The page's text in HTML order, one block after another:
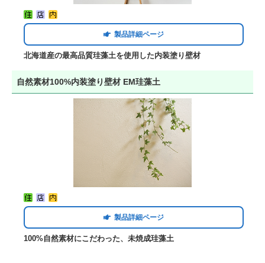
製品詳細ページ
北海道産の最高品質珪藻土を使用した内装塗り壁材
自然素材100%内装塗り壁材 EM珪藻土
製品詳細ページ
100%自然素材にこだわった、未焼成珪藻土